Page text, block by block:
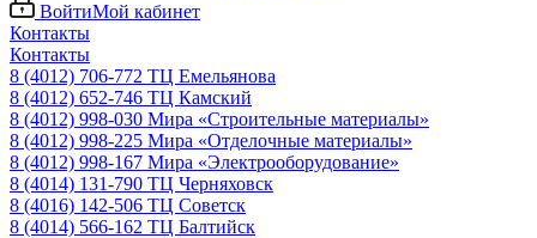
ВойтиМой кабинет
Контакты
Контакты
8 (4012) 706-772 ТЦ Емельянова
8 (4012) 652-746 ТЦ Камский
8 (4012) 998-030 Мира «Строительные материалы»
8 (4012) 998-225 Мира «Отделочные материалы»
8 (4012) 998-167 Мира «Электрооборудование»
8 (4014) 131-790 ТЦ Черняховск
8 (4016) 142-506 ТЦ Советск
8 (4014) 566-162 ТЦ Балтийск